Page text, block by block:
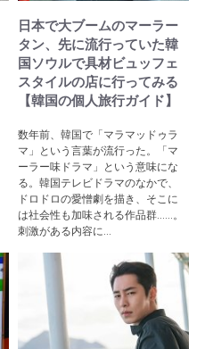
日本で大ブームのマーラー
タン、先に流行っていた韓
国ソウルで具材ビュッフェ
スタイルの店に行ってみる
【韓国の個人旅行ガイド】
数年前、韓国で「マラマッドゥラ
マ」という言葉が流行った。「マ
ーラー味ドラマ」という意味にな
る。韓国テレビドラマのなかで、
ドロドロの愛憎劇を描き、そこに
は社会性も加味される作品群......。
刺激がある内容に...